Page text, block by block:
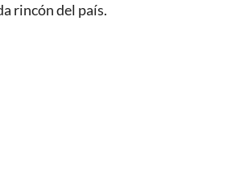
rincón del país.